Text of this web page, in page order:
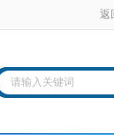
返